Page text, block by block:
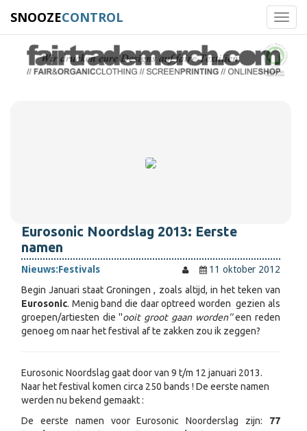
SNOOZECONTROL
Eurosonic Noordslag 2013: Eerste
namen
Nieuws:Festivals
11 oktober 2012
Begin Januari staat Groningen , zoals altijd, in het teken van
Eurosonic. Menig band die daar optreed worden gezien als
groepen/artiesten die ''ooit groot gaan worden''een reden
genoeg om naar het festival af te zakken zou ik zeggen?
Eurosonic Noordslag gaat door van 9 t/m 12 januari 2013.
Naar het festival komen circa 250 bands ! De eerste namen
werden nu bekend gemaakt :
De eerste namen voor Eurosonic Noorderslag zijn: 77